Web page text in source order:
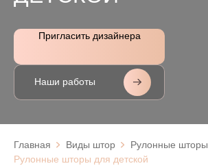
Пригласить дизайнера
Наши работы
Главная Виды штор
Рулонные шторы
Рулонные шторы для детской